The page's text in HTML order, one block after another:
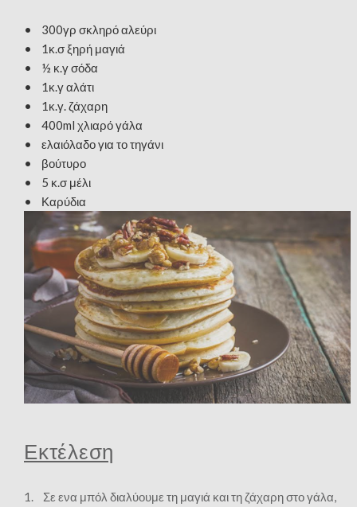
• 300γρ σκληρό αλεύρι
• 1κ.σ ξηρή μαγιά
• ½ κ.γ σόδα
• 1κ.γ αλάτι
• 1κ.γ. ζάχαρη
• 400ml χλιαρό γάλα
• ελαιόλαδο για το τηγάνι
• βούτυρο
• 5 κ.σ μέλι
• Καρύδια
Εκτέλεση
1. Σε ενα μπόλ διαλύουμε τη μαγιά και τη ζάχαρη στο γάλα,